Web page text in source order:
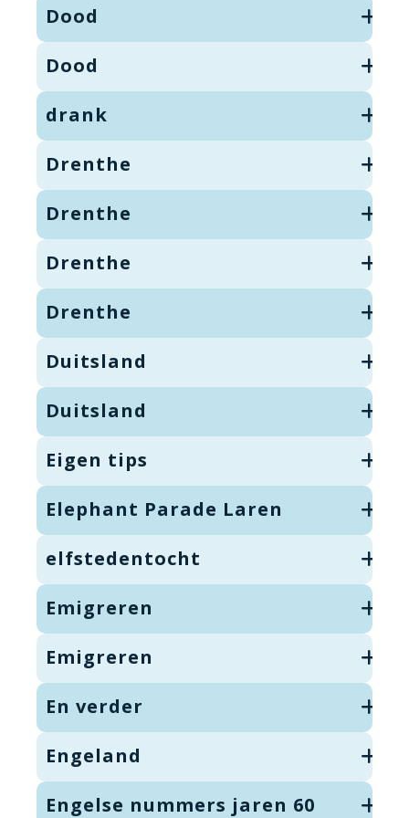
Dood
Dood
drank
Drenthe
Drenthe
Drenthe
Drenthe
Duitsland
Duitsland
Eigen tips
Elephant Parade Laren
elfstedentocht
Emigreren
Emigreren
En verder
Engeland
Engelse nummers jaren 60